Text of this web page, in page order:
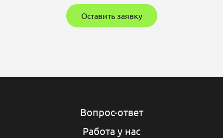
Оставить заявку
Вопрос-ответ
Работа у нас